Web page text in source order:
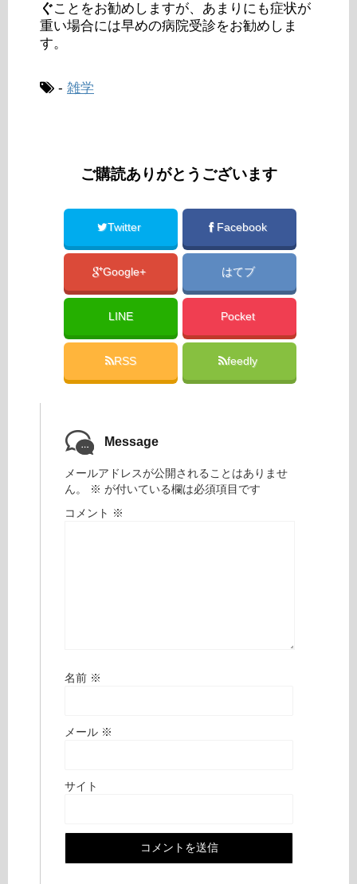
ぐことをお勧めしますが、あまりにも症状が
重い場合には早めの病院受診をお勧めしま
す。
- 雑学
ご購読ありがとうございます
Twitter Facebook
Google+ はてブ
LINE Pocket
RSS feedly
Message
メールアドレスが公開されることはありませ
ん。
※ が付いている欄は必須項目です
コメント ※
名前 ※
メール ※
サイト